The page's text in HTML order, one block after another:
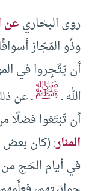
روى البخاريعن
وذُو المَجَاز
أن يَتَّجِروا في
الله ـﷺـ عن
أن تَبْتَغوا فضلًا من
المنار: (كان بعض
في أيام الحَج